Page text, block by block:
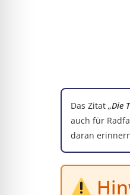
Das Zitat „Die
auch für
daran